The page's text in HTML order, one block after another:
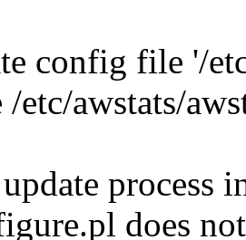
config file '/
awstats/
process
does